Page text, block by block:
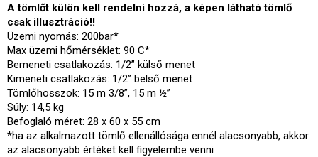
A tömlőt külön kell rendelni hozzá, a képen látható tömlő
csak illusztráció!!
Üzemi nyomás: 200bar*
Max üzemi hőmérséklet: 90 C*
Bemeneti csatlakozás: 1/2” külső menet
Kimeneti csatlakozás: 1/2” belső menet
Tömlőhosszok: 15 m 3/8”, 15 m ½”
Súly: 14,5 kg
Befoglaló méret: 28 x 60 x 55 cm
*ha az alkalmazott tömlő ellenállósága ennél alacsonyabb, akkor
az alacsonyabb értéket kell figyelembe venni